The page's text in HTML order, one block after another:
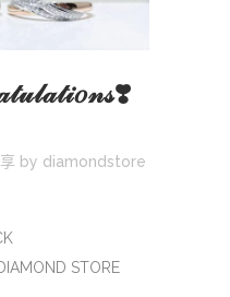
by diamondstore
STORE